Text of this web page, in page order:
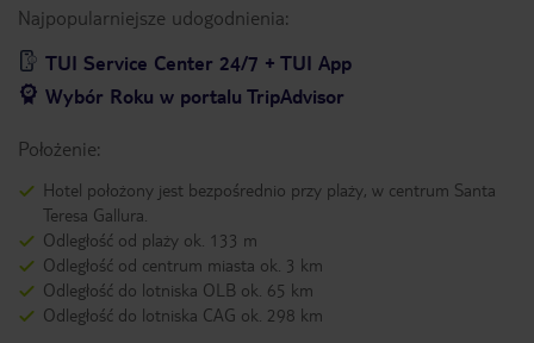
Najpopularniejsze udogodnienia:
TUI Service Center 24/7 + TUI App
Wybór Roku w portalu TripAdvisor
Położenie:
Hotel położony jest bezpośrednio przy plaży, w centrum Santa
Teresa Gallura.
Odległość od plaży ok. 133 m
Odległość od centrum miasta ok. 3 km
Odległość do lotniska OLB ok. 65 km
Odległość do lotniska CAG ok. 298 km